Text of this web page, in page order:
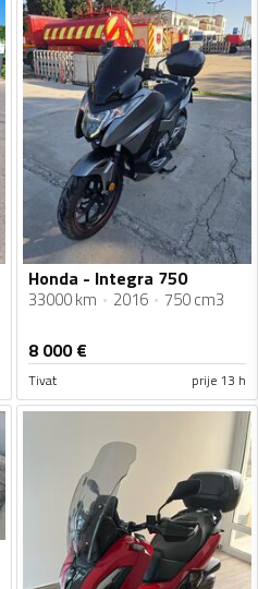
Honda - Integra 750
33000 km 2016 750 cm3
8 000€
Tivat prije 13 h